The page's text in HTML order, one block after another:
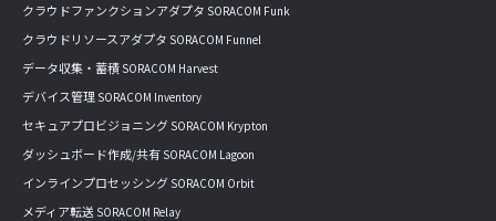
クラウドファンクションアダプタ SORACOM Funk
クラウドリソースアダプタ SORACOM Funnel
データ収集・蓄積 SORACOM Harvest
デバイス管理 SORACOM Inventory
セキュアプロビジョニング SORACOM Krypton
ダッシュボード作成/共有 SORACOM Lagoon
インラインプロセッシング SORACOM Orbit
メディア転送 SORACOM Relay